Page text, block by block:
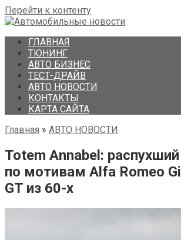
Перейти к контенту
ГЛАВНАЯ
ТЮНИНГ
АВТО БИЗНЕС
ТЕСТ-ДРАЙВ
АВТО НОВОСТИ
КОНТАКТЫ
КАРТА САЙТА
Главная » АВТО НОВОСТИ
Totem Annabel:
по мотивам Alfa Romeo
GT из 60-х